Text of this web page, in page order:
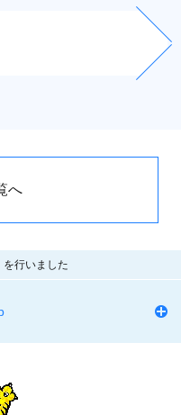
へ
を行いました